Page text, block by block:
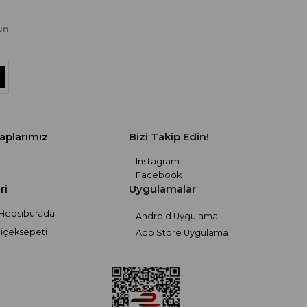
Bizi Takip Edin!
Instagram
Facebook
Uygulamalar
Android Uygulama
App Store Uygulama